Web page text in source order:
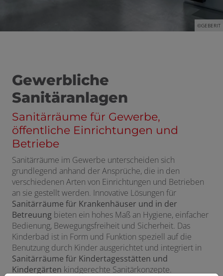
©GEBERIT
Gewerbliche
Sanitäranlagen
Sanitärräume für Gewerbe,
öffentliche Einrichtungen und
Betriebe
Sanitärräume im Gewerbe unterscheiden sich
grundlegend anhand der Ansprüche, die in den
verschiedenen Arten von Einrichtungen und Betrieben
an sie gestellt werden. Innovative Lösungen für
Sanitärräume für Krankenhäuser und in der
Betreuung bieten ein hohes Maß an Hygiene, einfacher
Bedienung, Bewegungsfreiheit und Sicherheit. Das
Kinderbad ist in Form und Funktion speziell auf die
Benutzung durch Kinder ausgerichtet und integriert in
Sanitärräume für Kindertagesstätten und
Kindergärten kindgerechte Sanitärkonzepte.